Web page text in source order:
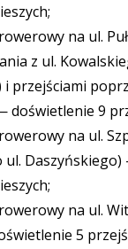
na ul.
z ul.
przejściami
doświetlenie 9
na ul.
ul.
na ul.
5